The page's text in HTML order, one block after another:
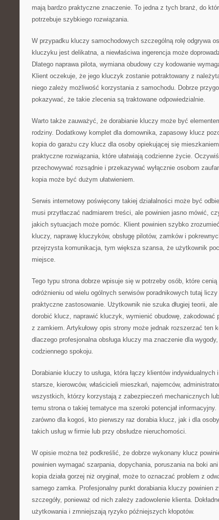
mają bardzo praktyczne znaczenie. To jedna z tych branż, do
potrzebuje szybkiego rozwiązania.
W przypadku kluczy samochodowych szczególną rolę odgrywa
kluczyku jest delikatna, a niewłaściwa ingerencja może
Dlatego naprawa pilota, wymiana obudowy czy kodowanie
Klient oczekuje, że jego kluczyk zostanie potraktowany z
niego zależy możliwość korzystania z samochodu. Dobrze
pokazywać, że takie zlecenia są traktowane odpowiedzialnie.
Warto także zauważyć, że dorabianie kluczy może być
rodziny. Dodatkowy komplet dla domownika, zapasowy klucz
kopia do garażu czy klucz dla osoby opiekującej się
praktyczne rozwiązania, które ułatwiają codzienne życie.
przechowywać rozsądnie i przekazywać wyłącznie osobom
kopia może być dużym ułatwieniem.
Serwis internetowy poświęcony takiej działalności może być
musi przytłaczać nadmiarem treści, ale powinien jasno mówić,
jakich sytuacjach może pomóc. Klient powinien szybko
kluczy, naprawę kluczyków, obsługę pilotów, zamków i
przejrzysta komunikacja, tym większa szansa, że użytkownik
miejsce.
Tego typu strona dobrze wpisuje się w potrzeby osób, które cenią
odróżnieniu od wielu ogólnych serwisów poradnikowych tutaj
praktyczne zastosowanie. Użytkownik nie szuka długiej teorii,
dorobić klucz, naprawić kluczyk, wymienić obudowę, zakodować
z zamkiem. Artykułowy opis strony może jednak rozszerzać ten
dlaczego profesjonalna obsługa kluczy ma znaczenie dla
codziennego spokoju.
Dorabianie kluczy to usługa, która łączy klientów indywidualnych
starsze, kierowców, właścicieli mieszkań, najemców,
wszystkich, którzy korzystają z zabezpieczeń mechanicznych
temu strona o takiej tematyce ma szeroki potencjał
zarówno dla kogoś, kto pierwszy raz dorabia klucz, jak i dla
takich usług w firmie lub przy obsłudze nieruchomości.
W opisie można też podkreślić, że dobrze wykonany klucz
powinien wymagać szarpania, dopychania, poruszania na boki
kopia działa gorzej niż oryginał, może to oznaczać problem z
samego zamka. Profesjonalny punkt dorabiania kluczy powinien
szczegóły, ponieważ od nich zależy zadowolenie klienta.
użytkowania i zmniejszają ryzyko późniejszych kłopotów.